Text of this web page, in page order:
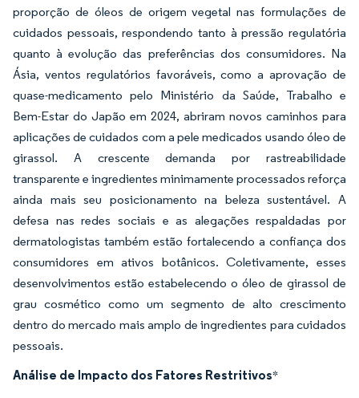
proporção de óleos de origem vegetal nas formulações de
cuidados pessoais, respondendo tanto à pressão regulatória
quanto à evolução das preferências dos consumidores. Na
Ásia, ventos regulatórios favoráveis, como a aprovação de
quase-medicamento pelo Ministério da Saúde, Trabalho e
Bem-Estar do Japão em 2024, abriram novos caminhos para
aplicações de cuidados com a pele medicados usando óleo de
girassol. A crescente demanda por rastreabilidade
transparente e ingredientes minimamente processados reforça
ainda mais seu posicionamento na beleza sustentável. A
defesa nas redes sociais e as alegações respaldadas por
dermatologistas também estão fortalecendo a confiança dos
consumidores em ativos botânicos. Coletivamente, esses
desenvolvimentos estão estabelecendo o óleo de girassol de
grau cosmético como um segmento de alto crescimento
dentro do mercado mais amplo de ingredientes para cuidados
pessoais.
Análise de Impacto dos Fatores Restritivos*